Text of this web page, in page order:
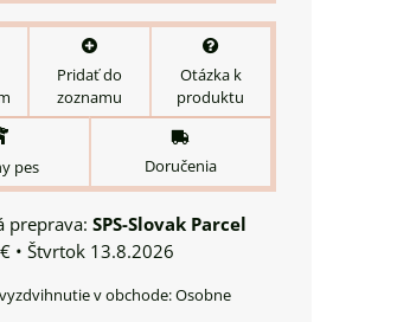
Pridať do
zoznamu
Otázka k
produktu
pes Doručenia
SPS-Slovak Parcel
• Štvrtok 13.8.2026
Osobne